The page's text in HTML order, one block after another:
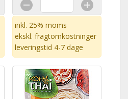
inkl. 25% moms
ekskl. fragtomkostninger
leveringstid 4-7 dage